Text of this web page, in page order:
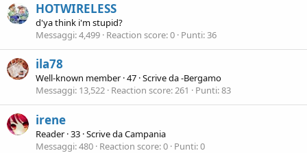
HOTWIRELESS
d'ya think i'm stupid?
Messaggi 4,499 Reaction score 0 Punti 36
ila78
Well-known member ·47 ·Scrive da-Bergamo
Messaggi 13,522 Reaction score 261 Punti 83
irene
Reader ·33 ·Scrive daCampania
Messaggi 480 Reaction score 0 Punti 0